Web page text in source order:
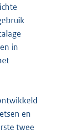
in
en
twee